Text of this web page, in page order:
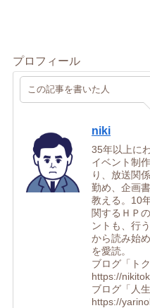
プロフィール
この記事を書いた人
niki
35年以上に
イベント制
り、放送関
勤め、企画
教える。10
関するＨＰ
ントも、行
から読み始
を愛読。
ブログ「トク
https://
ブログ「人
https://